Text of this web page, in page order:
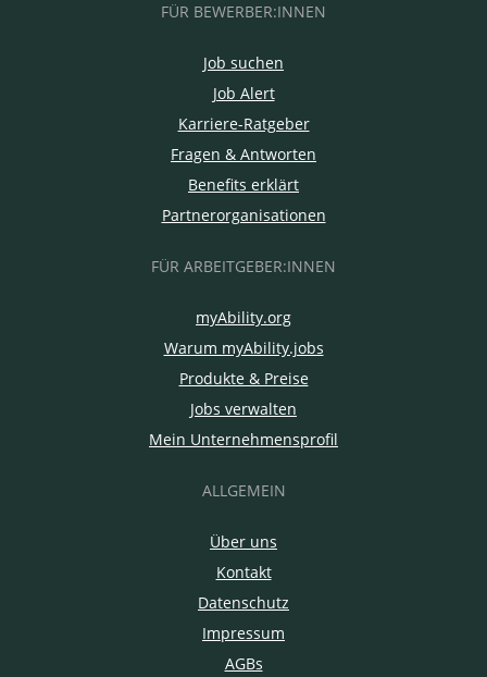
FÜR BEWERBER:INNEN
Job suchen
Job Alert
Karriere-Ratgeber
Fragen & Antworten
Benefits erklärt
Partnerorganisationen
FÜR ARBEITGEBER:INNEN
myAbility.org
Warum myAbility.jobs
Produkte & Preise
Jobs verwalten
Mein Unternehmensprofil
ALLGEMEIN
Über uns
Kontakt
Datenschutz
Impressum
AGBs